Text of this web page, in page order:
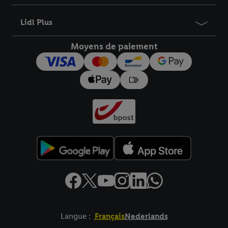
Lidl Plus
Moyens de paiement
Langue : FrançaisNederlands
informations sur la durée de conservation des données et votre
droit de révoquer votre consentement à tout moment avec effet
déclaration relative à la protection des
Vous trouverez les impressions ici.